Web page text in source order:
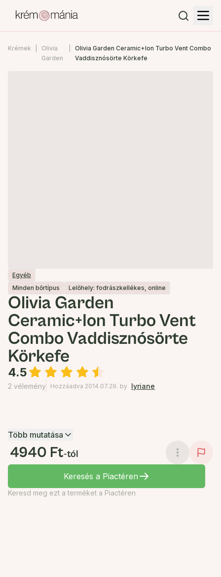
Krémek
Olivia
Garden
Olivia Garden Ceramic+Ion Turbo Vent Combo
Vaddisznósörte Körkefe
Egyéb
Minden bőrtípus
Lelőhely: fodrászkellékes, online
Olivia Garden
Ceramic+Ion Turbo Vent
Combo Vaddisznósörte
Körkefe
4.5
2 vélemény Hozzáadva 2014.07.29. by lyriane
Több mutatása
4940 Ft-tól
Keresés a Piactéren
Keresd meg ezt a terméket a Piactéren